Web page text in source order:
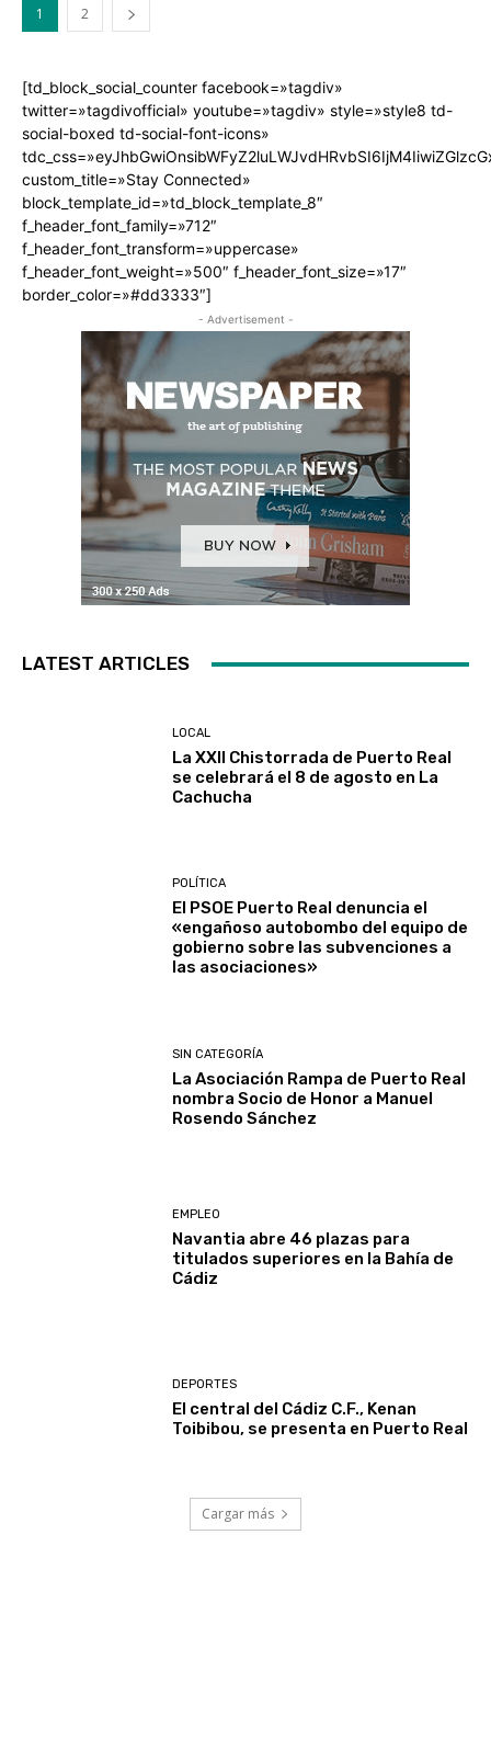
1 2
[td_block_social_counter facebook=»tagdiv»
twitter=»tagdivofficial» youtube=»tagdiv» style=»style8 td-
social-boxed td-social-font-icons»
custom_title=»Stay Connected»
block_template_id=»td_block_template_8″
f_header_font_family=»712″
f_header_font_transform=»uppercase»
f_header_font_weight=»500″ f_header_font_size=»17″
border_color=»#dd3333″]
- Advertisement -
LATEST ARTICLES
LOCAL
La XXII Chistorrada de Puerto Real
se celebrará el 8 de agosto en La
Cachucha
POLÍTICA
El PSOE Puerto Real denuncia el
«engañoso autobombo del equipo de
gobierno sobre las subvenciones a
las asociaciones»
SIN CATEGORÍA
La Asociación Rampa de Puerto Real
nombra Socio de Honor a Manuel
Rosendo Sánchez
EMPLEO
Navantia abre 46 plazas para
titulados superiores en la Bahía de
Cádiz
DEPORTES
El central del Cádiz C.F., Kenan
Toibibou, se presenta en Puerto Real
Cargar más